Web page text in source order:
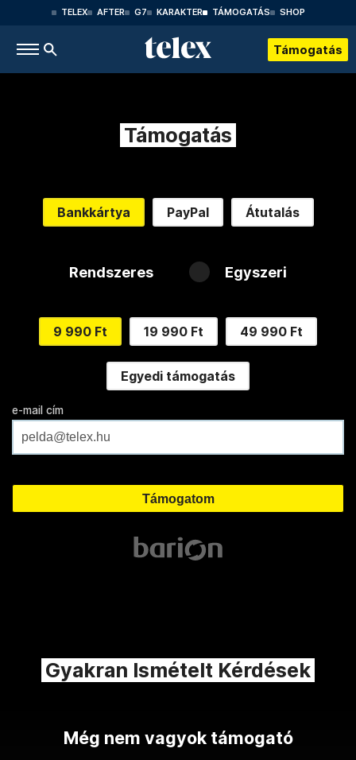
TELEX AFTER G7 KARAKTER TÁMOGATÁS SHOP
Támogatás
Támogatás
Bankkártya PayPal Átutalás
Rendszeres Egyszeri
9 990 Ft 19 990 Ft 49 990 Ft
Egyedi támogatás
e-mail cím
Gyakran Ismételt Kérdések
Még nem vagyok támogató